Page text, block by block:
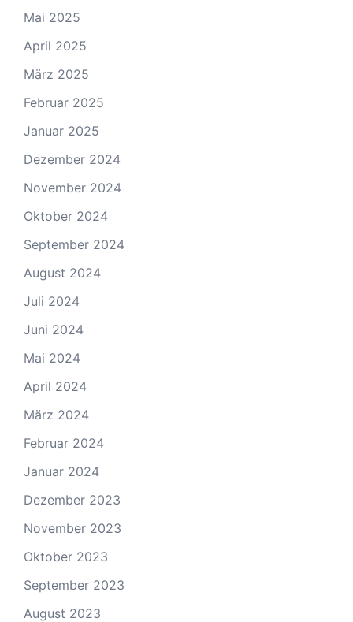
Mai 2025
April 2025
März 2025
Februar 2025
Januar 2025
Dezember 2024
November 2024
Oktober 2024
September 2024
August 2024
Juli 2024
Juni 2024
Mai 2024
April 2024
März 2024
Februar 2024
Januar 2024
Dezember 2023
November 2023
Oktober 2023
September 2023
August 2023